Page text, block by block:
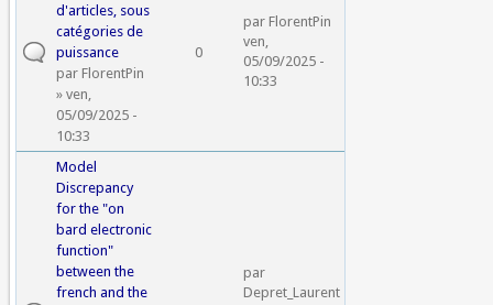
d'articles, sous
catégories de
puissance
parFlorentPin
» ven,
05/09/2025 -
10:33
0
parFlorentPin
ven,
05/09/2025 -
10:33
Model
Discrepancy
for the "on
bard electronic
function"
between the
french and the
par
Depret_Laurent